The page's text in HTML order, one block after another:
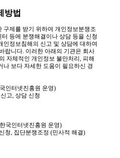
방법
구제를 받기 위하여 개인정보분쟁조
등에 분쟁해결이나 상담 등을 신청
인정보침해의 신고 및 상담에 대하여
랍니다. 이러한 아래의 기관은 회사
자체적인 개인정보 불만처리, 피해
나 보다 자세한 도움이 필요하신 경
인터넷진흥원 운영)
고, 상담 신청
국인터넷진흥원 운영)
청, 집단분쟁조정 (민사적 해결)